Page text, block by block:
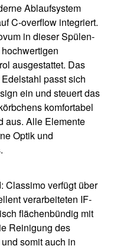
Ablaufsystem
C-overflow integriert.
in dieser Spülen-
ausgestattet. Das
passt sich
ein und steuert das
komfortabel
aus. Alle Elemente
Optik und
Classimo verfügt über
verarbeiteten IF-
flächenbündig mit
Reinigung des
somit auch in